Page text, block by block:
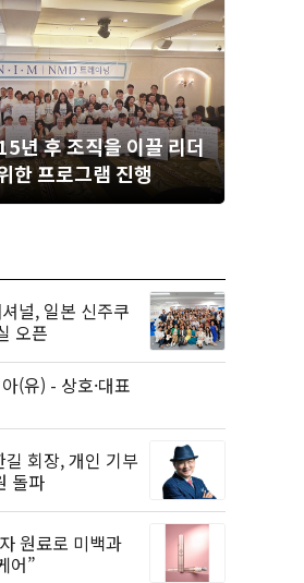
년 후 조직을 이끌 리더
한 프로그램 진행
널, 일본 신주쿠
오픈
(유) - 상호·대표
길 회장, 개인 기부
돌파
원료로 미백과
어”